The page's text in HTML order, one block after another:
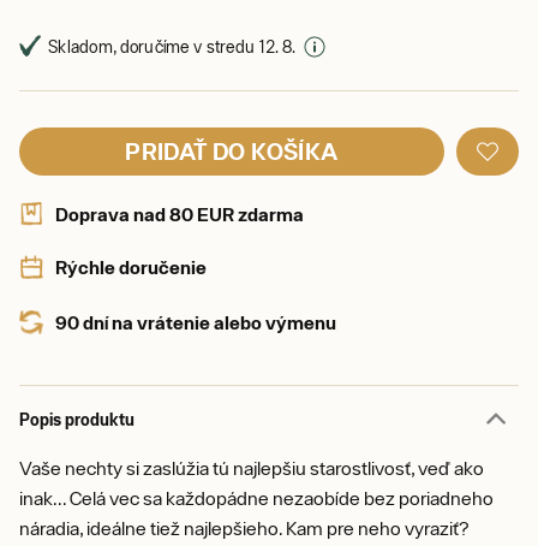
Skladom, doručíme v stredu 12. 8.
PRIDAŤ DO KOŠÍKA
Doprava nad 80 EUR zdarma
Rýchle doručenie
90 dní na vrátenie alebo výmenu
Popis produktu
Vaše nechty si zaslúžia tú najlepšiu starostlivosť, veď ako
inak... Celá vec sa každopádne nezaobíde bez poriadneho
náradia, ideálne tiež najlepšieho. Kam pre neho vyraziť?